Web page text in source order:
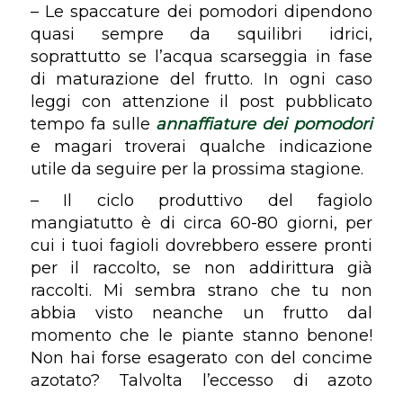
– Le spaccature dei pomodori dipendono
quasi sempre da squilibri idrici,
soprattutto se l’acqua scarseggia in fase
di maturazione del frutto. In ogni caso
leggi con attenzione il post pubblicato
tempo fa sulle annaffiature dei pomodori
e magari troverai qualche indicazione
utile da seguire per la prossima stagione.
– Il ciclo produttivo del fagiolo
mangiatutto è di circa 60-80 giorni, per
cui i tuoi fagioli dovrebbero essere pronti
per il raccolto, se non addirittura già
raccolti. Mi sembra strano che tu non
abbia visto neanche un frutto dal
momento che le piante stanno benone!
Non hai forse esagerato con del concime
azotato? Talvolta l’eccesso di azoto